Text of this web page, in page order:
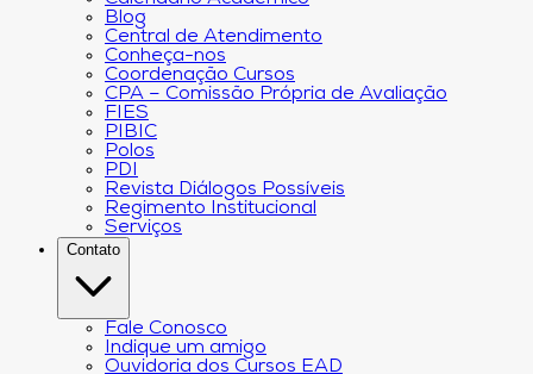
Blog
Central de Atendimento
Conheça-nos
Coordenação Cursos
CPA – Comissão Própria de Avaliação
FIES
PIBIC
Polos
PDI
Revista Diálogos Possíveis
Regimento Institucional
Serviços
Contato
Fale Conosco
Indique um amigo
Ouvidoria dos Cursos EAD